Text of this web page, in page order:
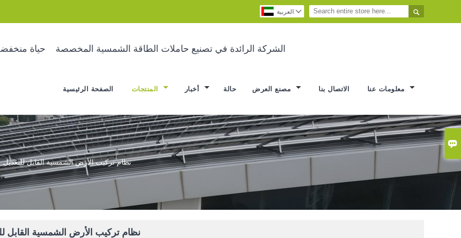

 العربية 
حياة الشركة الرائدة في تصنيع حاملات الطاقة الشمسية المخصصة
الصفحة الرئيسية حالة الاتصال بنا
نظام تركيب الأرض الشمسية القابل للتعديل
نظام تركيب الأرض الشمسية القابل